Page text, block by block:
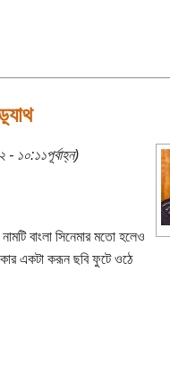
- ১০:১১পূর্বাহ্ন)
বাংলা সিনেমার মতো হলেও
একটা করূন ছবি ফুটে ওঠে